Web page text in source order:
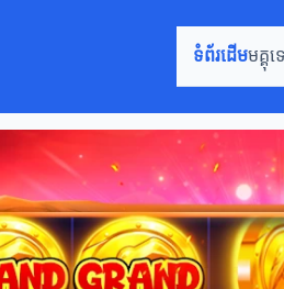
ទំព័រដើមមគ្គុ